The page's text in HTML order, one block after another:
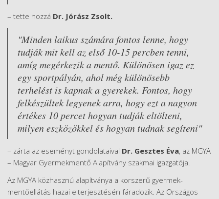
– tette hozzá Dr. Jórász Zsolt.
"Minden laikus számára fontos lenne, hogy
tudják mit kell az első 10-15 percben tenni,
amíg megérkezik a mentő. Különösen igaz ez
egy sportpályán, ahol még különösebb
terhelést is kapnak a gyerekek. Fontos, hogy
felkészültek legyenek arra, hogy ezt a nagyon
értékes 10 percet hogyan tudják eltölteni,
milyen eszközökkel és hogyan tudnak segíteni"
– zárta az eseményt gondolataival Dr. Gesztes Éva, az MGYA
– Magyar Gyermekmentő Alapítvány szakmai igazgatója.
Az MGYA közhasznú alapítványa a korszerű gyermek-
mentőellátás hazai elterjesztésén fáradozik. Az Országos